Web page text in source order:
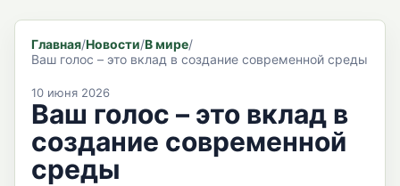
Главная/Новости/В мире/
Ваш голос – это вклад в создание современной среды
10 июня 2026
Ваш голос – это вклад в
создание современной
среды